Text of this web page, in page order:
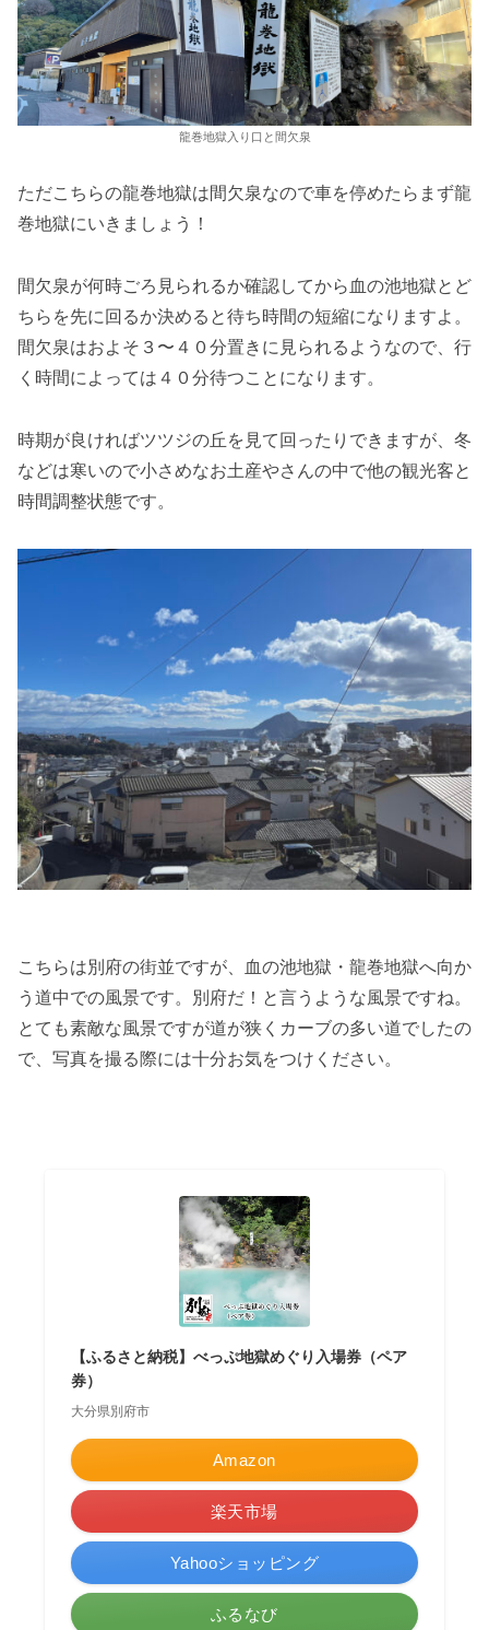
龍巻地獄入り口と間欠泉
ただこちらの龍巻地獄は間欠泉なので車を停めたらまず龍
巻地獄にいきましょう！
間欠泉が何時ごろ見られるか確認してから血の池地獄とど
ちらを先に回るか決めると待ち時間の短縮になりますよ。
間欠泉はおよそ３〜４０分置きに見られるようなので、行
く時間によっては４０分待つことになります。
時期が良ければツツジの丘を見て回ったりできますが、冬
などは寒いので小さめなお土産やさんの中で他の観光客と
時間調整状態です。
こちらは別府の街並ですが、血の池地獄・龍巻地獄へ向か
う道中での風景です。別府だ！と言うような風景ですね。
とても素敵な風景ですが道が狭くカーブの多い道でしたの
で、写真を撮る際には十分お気をつけください。
【ふるさと納税】べっぷ地獄めぐり入場券（ペア
券）
大分県別府市
Amazon
楽天市場
Yahooショッピング
ふるなび